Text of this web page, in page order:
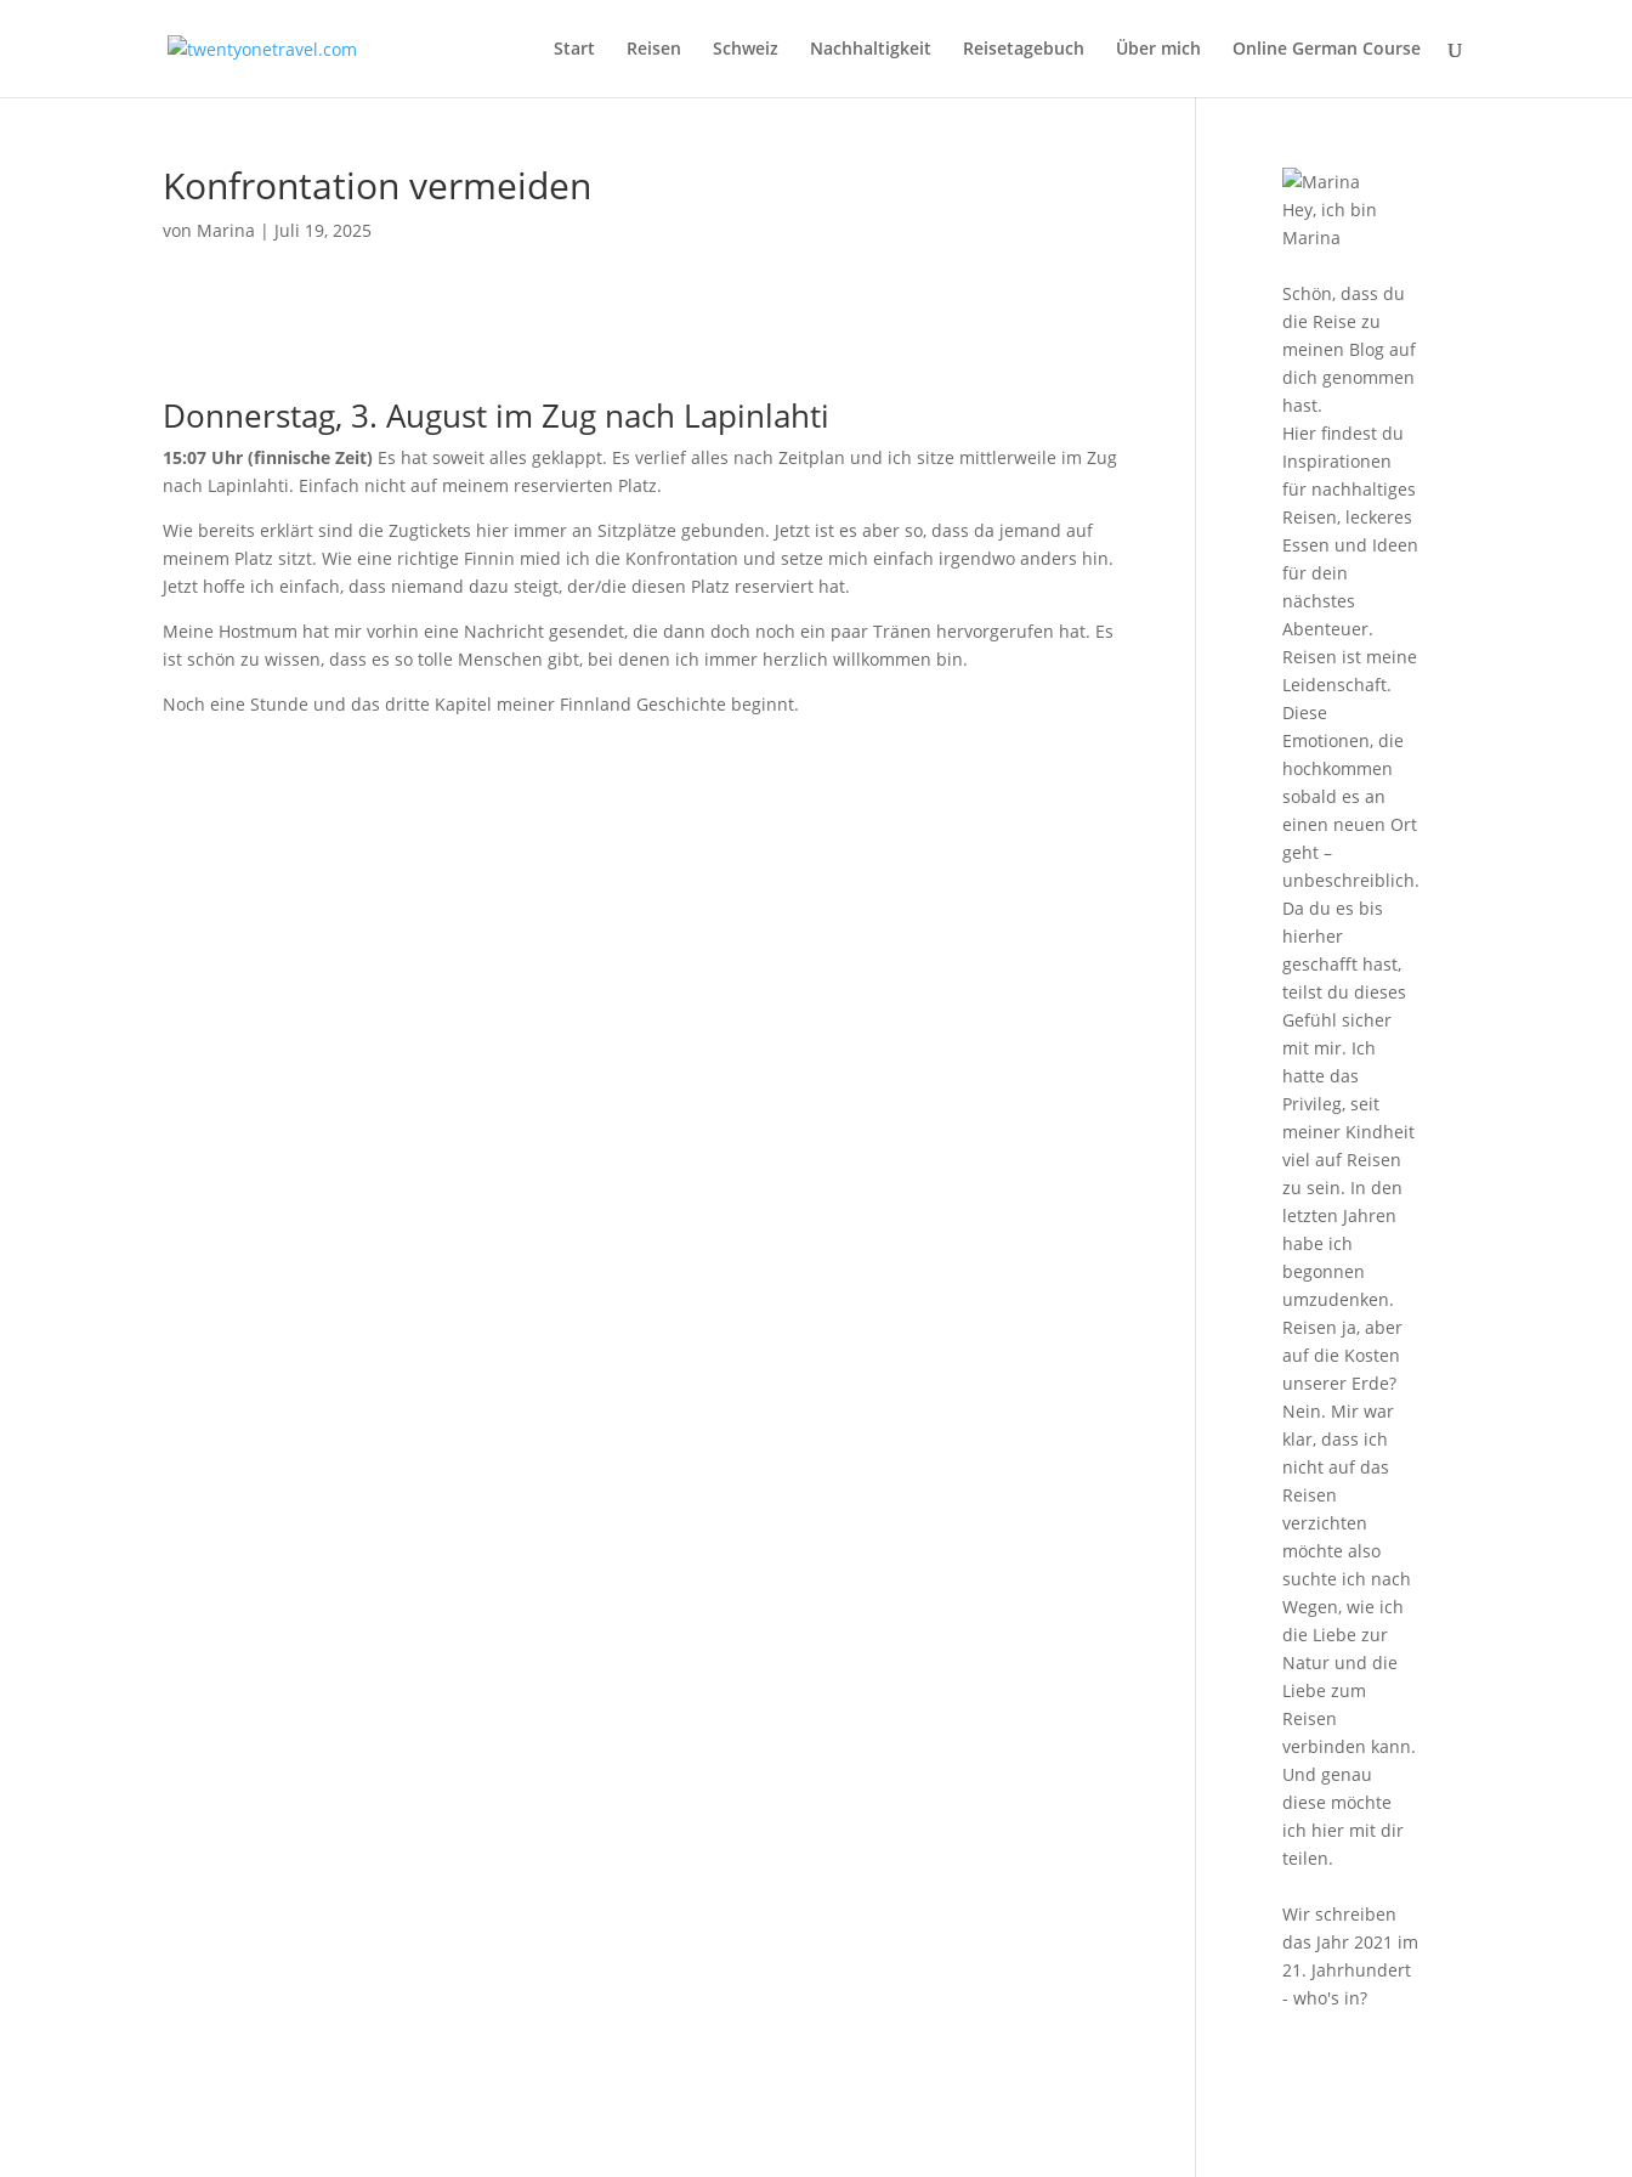
Start Reisen Schweiz Nachhaltigkeit Reisetagebuch Über mich Online German Course
Konfrontation vermeiden
von Marina | Juli 19, 2025
Donnerstag, 3. August im Zug nach Lapinlahti
15:07 Uhr (finnische Zeit) Es hat soweit alles geklappt. Es verlief alles nach Zeitplan und ich sitze mittlerweile im Zug
nach Lapinlahti. Einfach nicht auf meinem reservierten Platz.
Wie bereits erklärt sind die Zugtickets hier immer an Sitzplätze gebunden. Jetzt ist es aber so, dass da jemand auf
meinem Platz sitzt. Wie eine richtige Finnin mied ich die Konfrontation und setze mich einfach irgendwo anders hin.
Jetzt hoffe ich einfach, dass niemand dazu steigt, der/die diesen Platz reserviert hat.
Meine Hostmum hat mir vorhin eine Nachricht gesendet, die dann doch noch ein paar Tränen hervorgerufen hat. Es
ist schön zu wissen, dass es so tolle Menschen gibt, bei denen ich immer herzlich willkommen bin.
Noch eine Stunde und das dritte Kapitel meiner Finnland Geschichte beginnt.
Hey, ich bin
Marina
Schön, dass du
die Reise zu
meinen Blog auf
dich genommen
hast.
Hier findest du
Inspirationen
für nachhaltiges
Reisen, leckeres
Essen und Ideen
für dein
nächstes
Abenteuer.
Reisen ist meine
Leidenschaft.
Diese
Emotionen, die
hochkommen
sobald es an
einen neuen Ort
geht –
unbeschreiblich.
Da du es bis
hierher
geschafft hast,
teilst du dieses
Gefühl sicher
mit mir. Ich
hatte das
Privileg, seit
meiner Kindheit
viel auf Reisen
zu sein. In den
letzten Jahren
habe ich
begonnen
umzudenken.
Reisen ja, aber
auf die Kosten
unserer Erde?
Nein. Mir war
klar, dass ich
nicht auf das
Reisen
verzichten
möchte also
suchte ich nach
Wegen, wie ich
die Liebe zur
Natur und die
Liebe zum
Reisen
verbinden kann.
Und genau
diese möchte
ich hier mit dir
teilen.
Wir schreiben
das Jahr 2021 im
21. Jahrhundert
- who's in?